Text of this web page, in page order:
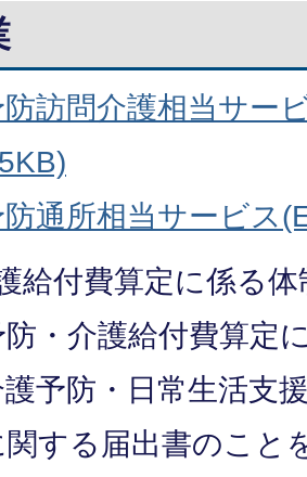
訪問介護相当サー
通所相当サービス
給付費算定に係る
・介護給付費算定
予防・日常生活支
関する届出書のこと